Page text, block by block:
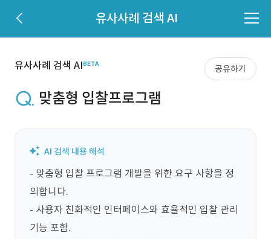
유사사례 검색 AI
유사사례 검색 AI 공유하기
맞춤형 입찰프로그램
- 맞춤형 입찰 프로그램 개발을 위한 요구 사항을 정
의합니다.
- 사용자 친화적인 인터페이스와 효율적인 입찰 관리
기능 포함.